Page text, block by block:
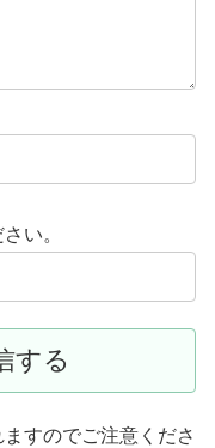
い。
すのでご注意くださ